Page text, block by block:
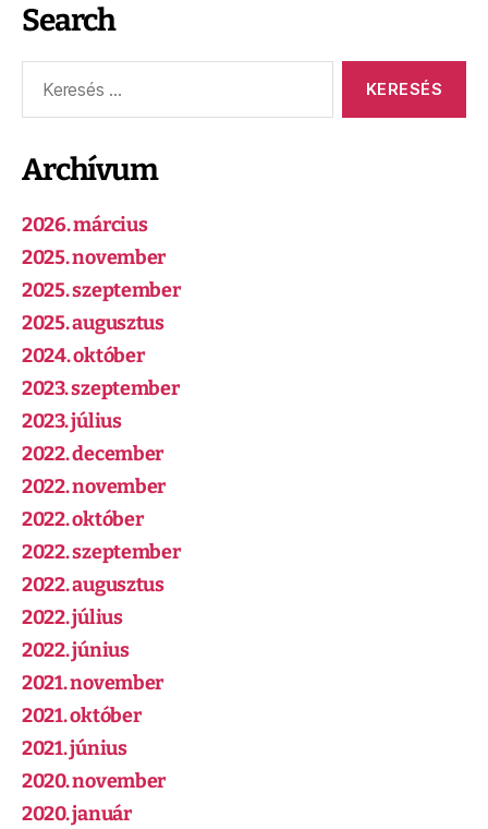
Search
Archívum
2026. március
2025. november
2025. szeptember
2025. augusztus
2024. október
2023. szeptember
2023. július
2022. december
2022. november
2022. október
2022. szeptember
2022. augusztus
2022. július
2022. június
2021. november
2021. október
2021. június
2020. november
2020. január